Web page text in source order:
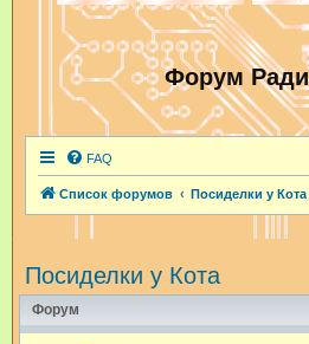
Форум
FAQ
Список форумов Посиделки у Кота
Посиделки у Кота
Форум